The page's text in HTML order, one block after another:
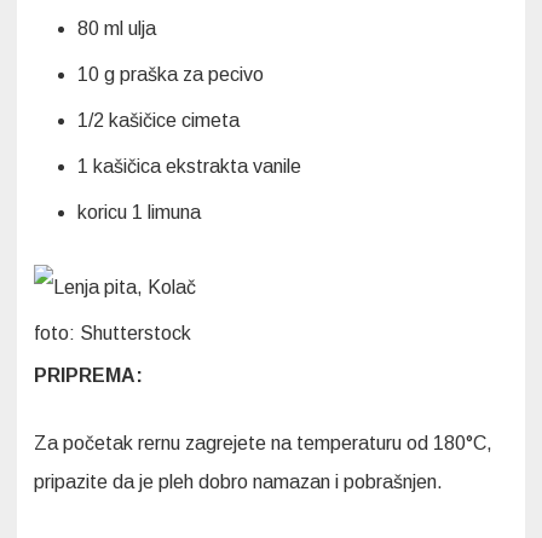
80 ml ulja
10 g praška za pecivo
1/2 kašičice cimeta
1 kašičica ekstrakta vanile
koricu 1 limuna
foto: Shutterstock
PRIPREMA:
Za početak rernu zagrejete na temperaturu od 180°C,
pripazite da je pleh dobro namazan i pobrašnjen.